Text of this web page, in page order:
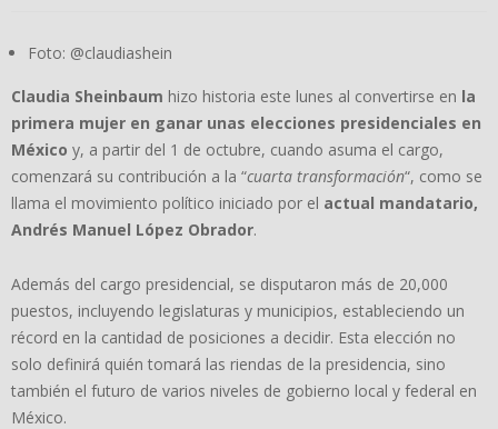
Foto: @claudiashein
Claudia Sheinbaum hizo historia este lunes al convertirse en la
primera mujer en ganar unas elecciones presidenciales en
México y, a partir del 1 de octubre, cuando asuma el cargo,
comenzará su contribución a la “cuarta transformación“, como se
llama el movimiento político iniciado por el actual mandatario,
Andrés Manuel López Obrador.
Además del cargo presidencial, se disputaron más de 20,000
puestos, incluyendo legislaturas y municipios, estableciendo un
récord en la cantidad de posiciones a decidir. Esta elección no
solo definirá quién tomará las riendas de la presidencia, sino
también el futuro de varios niveles de gobierno local y federal en
México.